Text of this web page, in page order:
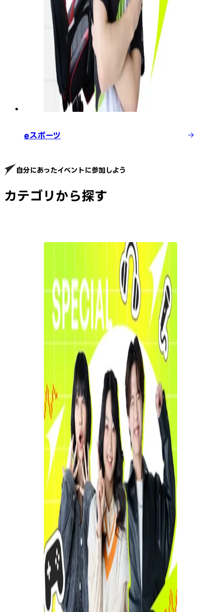
eスポーツ
自分にあったイベントに参加しよう
カテゴリから探す